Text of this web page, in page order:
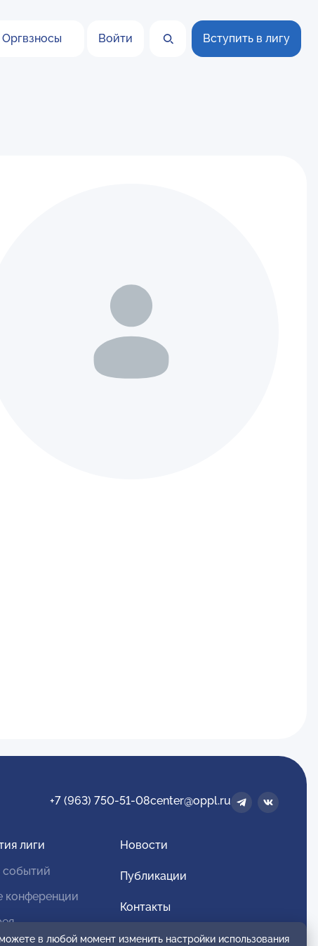
Оргвзносы Войти Вступить в лигу
+7 (963) 750-51-08center@oppl.ru
лиги
событий
конференции
Новости
Публикации
Контакты
Для спонсоров и партнеров
в любой момент изменить настройки использования